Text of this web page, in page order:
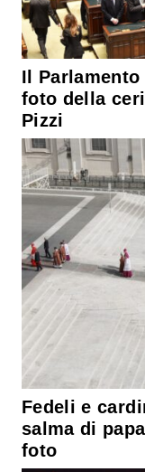
Il
foto della
Pizzi
Fedeli e
salma di
foto